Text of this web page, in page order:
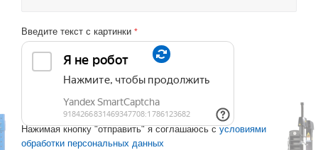
Введите текст с картинки *
Нажимая кнопку "отправить" я соглашаюсь с условиями
обработки персональных данных